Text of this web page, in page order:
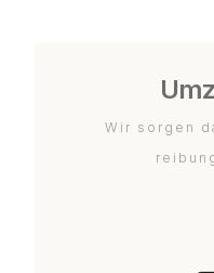
Wir sorgen